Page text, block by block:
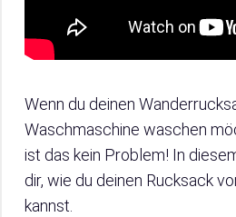
Wenn du deinen
Waschmaschine waschen
ist das kein Problem! In
dir, wie du deinen Rucksack
kannst.